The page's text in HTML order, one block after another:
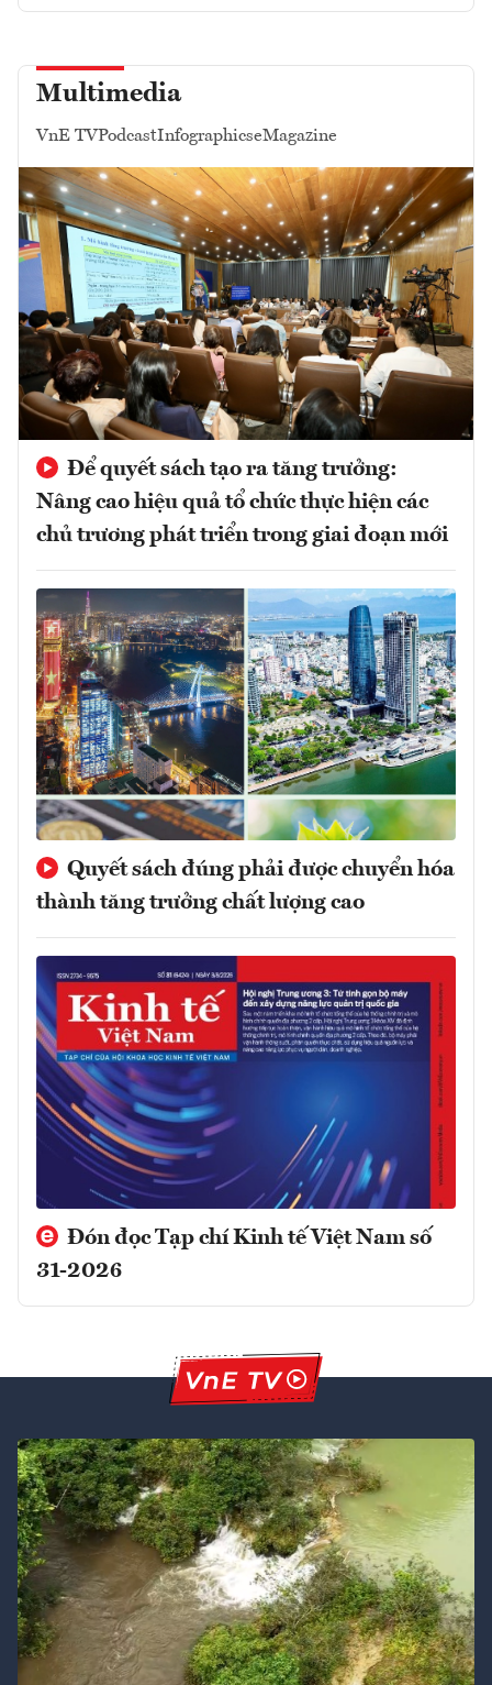
Multimedia
VnE TVPodcastInfographicseMagazine
Để quyết sách tạo ra tăng trưởng:
Nâng cao hiệu quả tổ chức thực hiện các
chủ trương phát triển trong giai đoạn mới
Quyết sách đúng phải được chuyển hóa
thành tăng trưởng chất lượng cao
Đón đọc Tạp chí Kinh tế Việt Nam số
31-2026